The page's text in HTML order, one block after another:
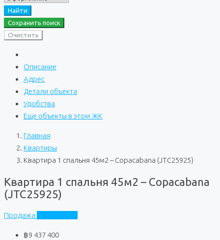
Найти
Сохранить поиск
Очистить
Описание
Адрес
Детали объекта
Удобства
Еще объекты в этом ЖК
Главная
Квартиры
Квартира 1 спальня 45м2 – Copacabana (JTC25925)
Квартира 1 спальня 45м2 – Copacabana
(JTC25925)
Продажа
฿9 437 400